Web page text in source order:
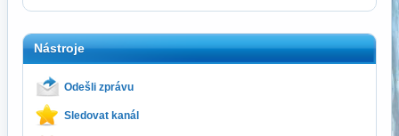
Nástroje
Odešli zprávu
Sledovat kanál